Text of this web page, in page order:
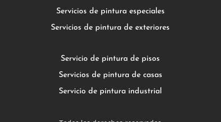
Servicios de pintura especiales
Servicios de pintura de exteriores
Servicio de pintura de pisos
Servicios de pintura de casas
Servicio de pintura industrial